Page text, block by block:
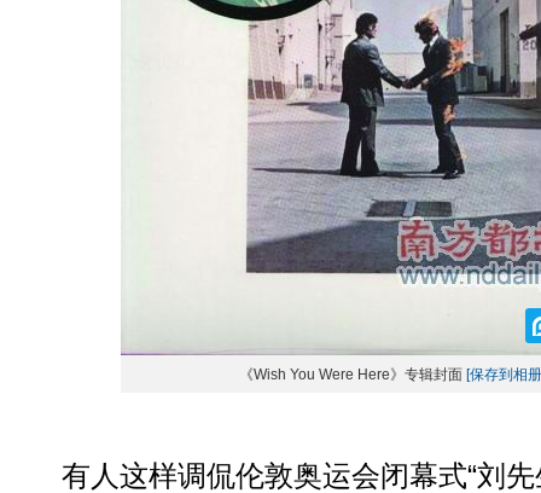
《Wish You Were Here》专辑封面 [保存到相
有人这样调侃伦敦奥运会闭幕式“刘先